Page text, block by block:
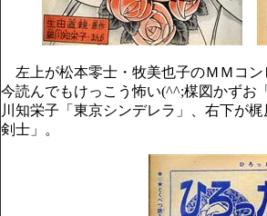
左上が松本零士・牧美也子のＭＭコ
今読んでもけっこう怖い(^^;楳図かずお
川知栄子「東京シンデレラ」、右下が
剣士」。